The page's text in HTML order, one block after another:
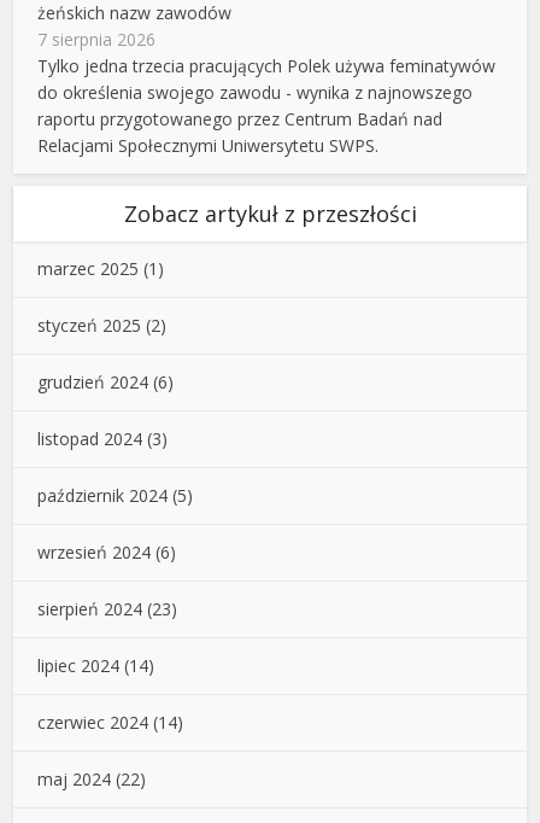
żeńskich nazw zawodów
7 sierpnia 2026
Tylko jedna trzecia pracujących Polek używa feminatywów
do określenia swojego zawodu - wynika z najnowszego
raportu przygotowanego przez Centrum Badań nad
Relacjami Społecznymi Uniwersytetu SWPS.
Zobacz artykuł z przeszłości
marzec 2025 (1)
styczeń 2025 (2)
grudzień 2024 (6)
listopad 2024 (3)
październik 2024 (5)
wrzesień 2024 (6)
sierpień 2024 (23)
lipiec 2024 (14)
czerwiec 2024 (14)
maj 2024 (22)